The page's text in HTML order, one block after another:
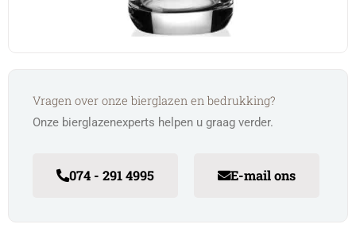
Vragen over onze bierglazen en bedrukking?
Onze bierglazenexperts helpen u graag verder.
074 - 291 4995 E-mail ons